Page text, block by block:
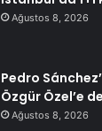
Ağustos 8, 2026
Pedro
Özgür Özel’e
Ağustos 8, 2026